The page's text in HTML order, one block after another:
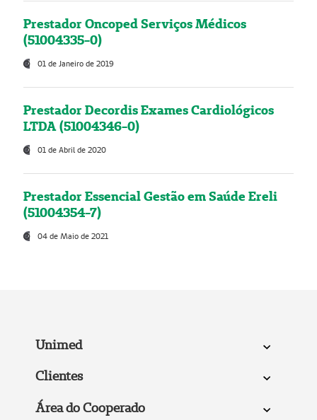
Prestador Oncoped Serviços Médicos
(51004335-0)
01 de Janeiro de 2019
Prestador Decordis Exames Cardiológicos
LTDA (51004346-0)
01 de Abril de 2020
Prestador Essencial Gestão em Saúde Ereli
(51004354-7)
04 de Maio de 2021
Unimed
Clientes
Área do Cooperado